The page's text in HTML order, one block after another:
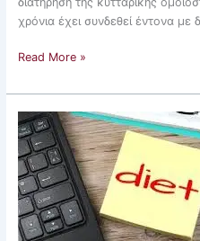
χρόνια έχει συνδεθεί έντονα με
Read More »
Δίαιτα
των
μονάδων:
Τι
είναι
και
τι